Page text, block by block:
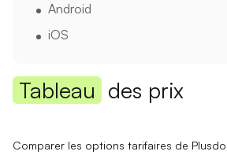
Android
iOS
Tableau des prix
Comparer les options tarifaires de